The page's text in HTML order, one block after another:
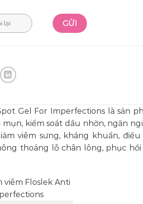
Gel For Imperfections là sản
kiểm soát dầu nhờn, ngăn
viêm sưng, kháng khuẩn,
thoáng lỗ chân lông, phục hồi